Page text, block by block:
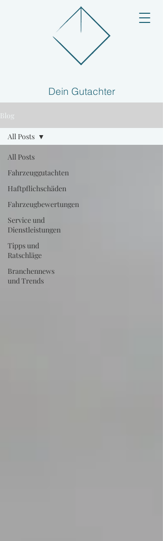
Dein Gutachter
Blog
All Posts
Fahrzeuggutachten
Haftpflichschäden
Fahrzeugbewertungen
Service und
Dienstleistungen
Tipps und
Ratschläge
Branchennews
und Trends
All Posts